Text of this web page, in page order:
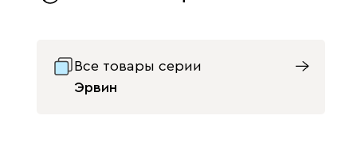
Все товары серии
Эрвин